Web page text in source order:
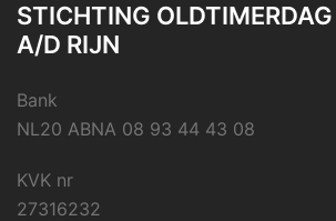
STICHTING
A/D RIJN
Bank
NL20 ABNA 08 93 44 43 08
KVK nr
27316232